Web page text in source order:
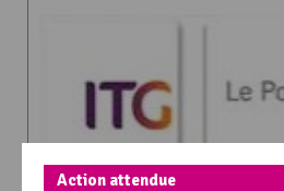
Action attendue